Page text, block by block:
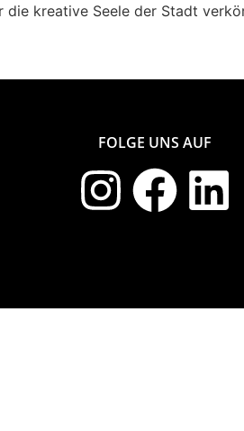
kreative Seele der Stadt
FOLGE UNS AUF